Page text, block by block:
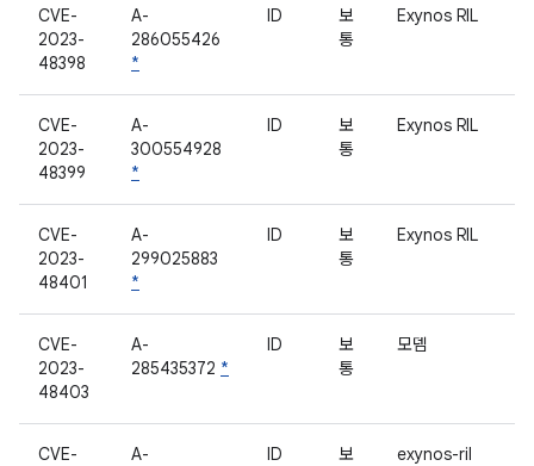
CVE-
2023-
48398
A-
286055426
*
ID
보
통
Exynos RIL
CVE-
2023-
48399
A-
300554928
*
ID
보
통
Exynos RIL
CVE-
2023-
48401
A-
299025883
*
ID
보
통
Exynos RIL
CVE-
2023-
48403
A-
285435372 *
ID
보
통
모뎀
CVE-
A-
ID
보
exynos-ril